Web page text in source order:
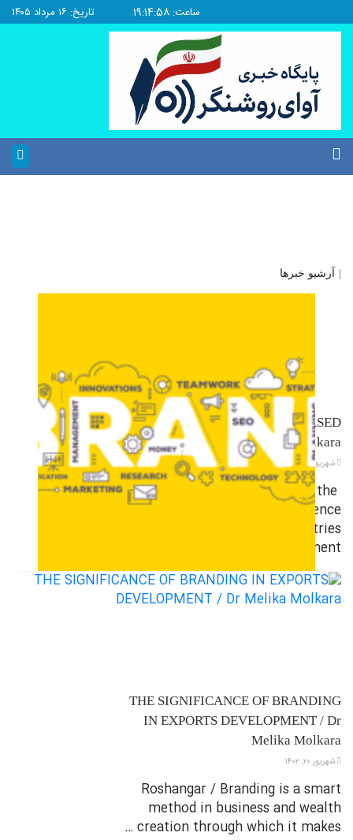
ساعت: 19:14:58 تاریخ: ۱۶ مرداد ۱۴۰۵
آرشیو خبرها
BRANDING IN THE SCIENCE BASED
COMPANIES / Dr Melika Molkara
شهریور ۲۱, ۱۴۰۲
Roshangar/ nowadays the
determinative role of the science
and technology in countries
growth and development …
THE SIGNIFICANCE OF BRANDING
IN EXPORTS DEVELOPMENT / Dr
Melika Molkara
شهریور ۲۰, ۱۴۰۲
Roshangar / Branding is a smart
method in business and wealth
creation through which it makes …